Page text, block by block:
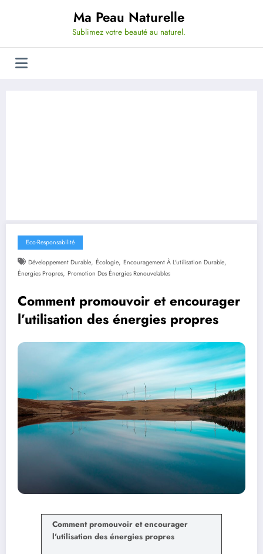
Ma Peau Naturelle
Sublimez votre beauté au naturel.
Eco-Responsabilité
Développement Durable, Écologie, Encouragement À L'utilisation Durable,
Énergies Propres, Promotion Des Énergies Renouvelables
Comment promouvoir et encourager
l’utilisation des énergies propres
Comment promouvoir et encourager
l’utilisation des énergies propres